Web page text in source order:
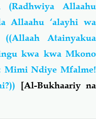
(Radhwiya Allaahu
Allaahu ‘alayhi wa
((Allaah Atainyakua
kwa kwa Mkono
Mimi Ndiye Mfalme!
[Al-Bukhaariy na